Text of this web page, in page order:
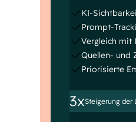
KI-
Prompt-
Vergleich mit
Quellen- und
Priorisierte
3xSteigerung der